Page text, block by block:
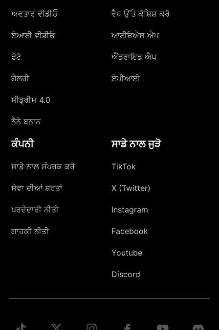
ਅਵਤਾਰ ਵੀਡੀਓ
ਏਆਈ ਵੀਡੀਓ
ਫੋਟੋ
ਗੈਲਰੀ
ਸੀਡ੍ਰੀਮ 4.0
ਨੈਨੋ ਬਨਾਨ
ਵੈਬ ਉੱਤੇ ਕੋਸ਼ਿਸ਼ ਕਰੋ
ਆਈਓਐਸ ਐਪ
ਐਂਡਰਾਇਡ ਐਪ
ਏਪੀਆਈ
ਕੰਪਨੀ
ਸਾਡੇ ਨਾਲ ਸੰਪਰਕ ਕਰੋ
ਸੇਵਾ ਦੀਆਂ ਸ਼ਰਤਾਂ
ਪਰਦੇਦਾਰੀ ਨੀਤੀ
ਗਾਹਕੀ ਨੀਤੀ
ਸਾਡੇ ਨਾਲ ਜੁੜੋ
TikTok
X (Twitter)
Instagram
Facebook
Youtube
Discord